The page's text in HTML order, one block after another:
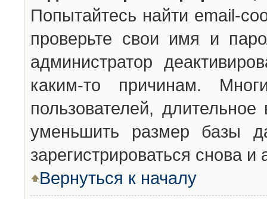
Попытайтесь найти email-
проверьте свои имя и
администратор
каким-то причинам.
пользователей,
уменьшить размер базы
зарегистрироваться снова и
Вернуться к началу